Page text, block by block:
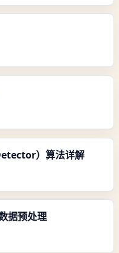
）算法详解
据预处理